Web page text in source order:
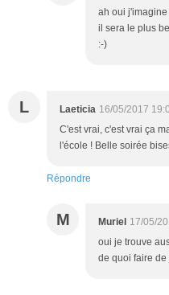
ah oui
il sera le plus
:-)
L Laeticia 16/05/2017
C'est vrai, c'est vrai ça
l'école ! Belle soirée
Répondre
M Muriel 17/05/
oui je trouve
de quoi faire